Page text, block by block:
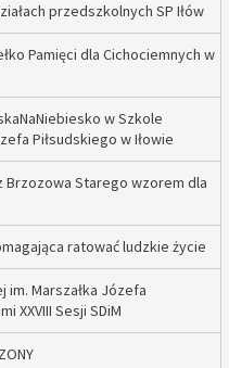
przedszkolnych SP Iłów
Pamięci dla Cichociemnych w
w Szkole
Piłsudskiego w Iłowie
Brzozowa Starego wzorem dla
ratować ludzkie życie
im. Marszałka Józefa
XXVIII Sesji SDiM